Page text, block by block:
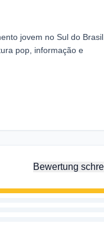
jovem no Sul do Brasil.
pop, informação e
Bewertung